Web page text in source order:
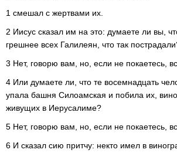
1 смешал с жертвами их.
2 Иисус сказал им на это: думаете ли вы,
грешнее всех Галилеян, что так
3 Нет, говорю вам, но, если не покаетесь,
4 Или думаете ли, что те восемнадцать
упала башня Силоамская и побила их,
живущих в Иерусалиме?
5 Нет, говорю вам, но, если не покаетесь,
6 И сказал сию притчу: некто имел в